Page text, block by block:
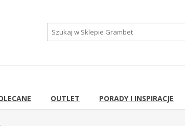
OUTLET PORADY I INSPIRACJE